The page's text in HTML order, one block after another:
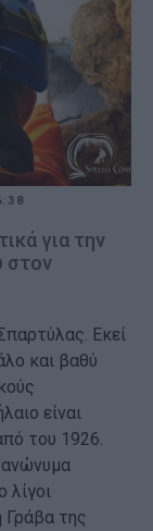
για την
στον
Εκεί
και βαθύ
είναι
του 1926.
ανώνυμα
λίγοι
Γράβα της